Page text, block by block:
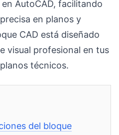
AutoCAD, facilitando
en planos y
CAD está diseñado
visual profesional en tus
técnicos.
del bloque